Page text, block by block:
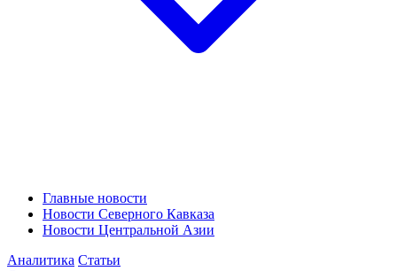
Главные новости
Новости Северного Кавказа
Новости Центральной Азии
Аналитика Статьи